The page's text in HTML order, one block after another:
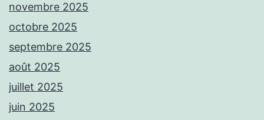
novembre 2025
octobre 2025
septembre 2025
août 2025
juillet 2025
juin 2025